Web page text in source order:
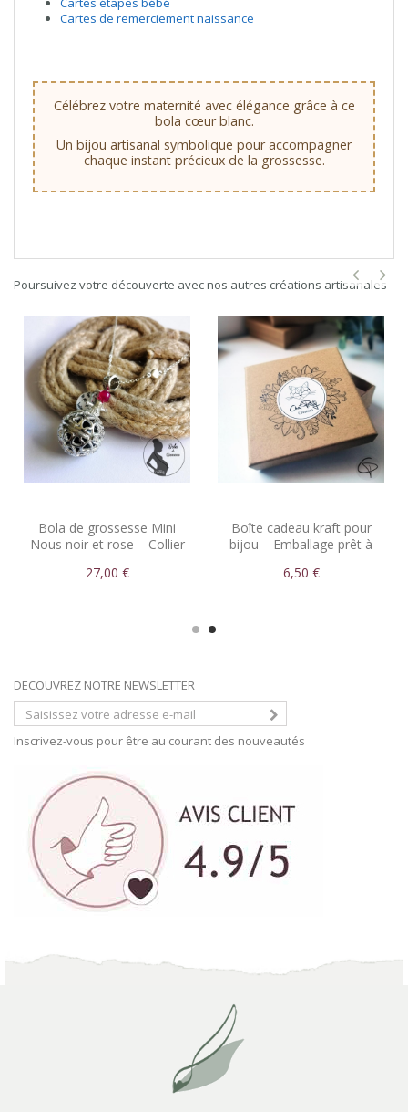
Cartes de remerciement naissance
Célébrez votre maternité avec élégance grâce à ce
bola cœur blanc.
Un bijou artisanal symbolique pour accompagner
chaque instant précieux de la grossesse.
Poursuivez votre découverte avec nos autres créations artisanales
Bola de grossesse Mini
Nous noir et rose – Collier
27,00 €
Boîte cadeau kraft pour
bijou – Emballage prêt à
6,50 €
DECOUVREZ NOTRE NEWSLETTER
Inscrivez-vous pour être au courant des nouveautés